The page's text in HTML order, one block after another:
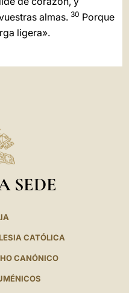
almas. 30 Porque
ligera».
SEDE
CATÓLICA
CANÓNICO